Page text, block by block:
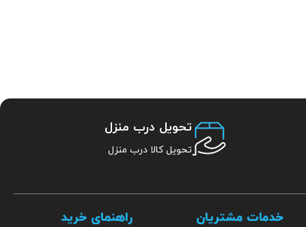
تحویل درب منزل
تحویل کالا درب منزل
خدمات مشتریان راهنمای خرید